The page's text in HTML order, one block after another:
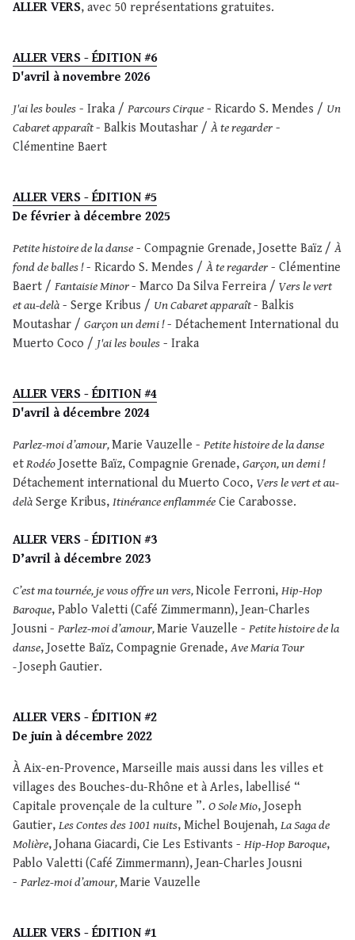
ALLER VERS, avec 50 représentations gratuites.
ALLER VERS - ÉDITION #6
D'avril à novembre 2026
J'ai les boules - Iraka / Parcours Cirque - Ricardo S. Mendes / Un
Cabaret apparaît- Balkis Moutashar / À te regarder -
Clémentine Baert
ALLER VERS - ÉDITION #5
De février à décembre 2025
Petite histoire de la danse - Compagnie Grenade, Josette Baïz / À
fond de balles !- Ricardo S. Mendes / À te regarder - Clémentine
Baert / Fantaisie Minor- Marco Da Silva Ferreira / Vers le vert
et au-delà - Serge Kribus / Un Cabaret apparaît- Balkis
Moutashar / Garçon un demi !- Détachement International du
Muerto Coco / J'ai les boules - Iraka
ALLER VERS - ÉDITION #4
D'avril à décembre 2024
Parlez-moi d’amour,Marie Vauzelle - Petite histoire de la danse
etRodéo Josette Baïz, Compagnie Grenade, Garçon, un demi !
Détachement international du Muerto Coco, Vers le vert et au-
delà Serge Kribus, Itinérance enflammée Cie Carabosse.
ALLER VERS - ÉDITION #3
D’avril à décembre 2023
C’est ma tournée, je vous offre un vers,Nicole Ferroni, Hip-Hop
Baroque, Pablo Valetti (Café Zimmermann), Jean-Charles
Jousni - Parlez-moi d’amour,Marie Vauzelle - Petite histoire de la
danse, Josette Baïz, Compagnie Grenade, Ave Maria Tour
-Joseph Gautier.
ALLER VERS - ÉDITION #2
De juin à décembre 2022
À Aix-en-Provence, Marseille mais aussi dans les villes et
villages des Bouches-du-Rhône et à Arles, labellisé “
Capitale provençale de la culture ”. O Sole Mio, Joseph
Gautier, Les Contes des 1001 nuits, Michel Boujenah, La Saga de
Molière, Johana Giacardi, Cie Les Estivants - Hip-Hop Baroque,
Pablo Valetti (Café Zimmermann), Jean-Charles Jousni
- Parlez-moi d’amour,Marie Vauzelle
ALLER VERS - ÉDITION #1